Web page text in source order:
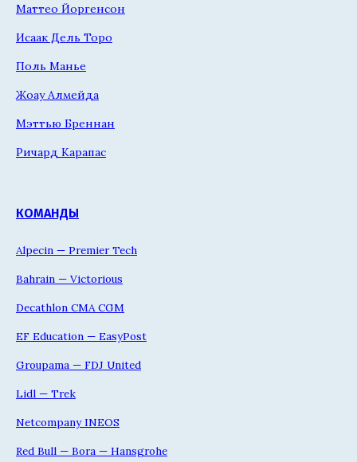
Маттео Йоргенсон
Исаак Дель Торо
Поль Манье
Жоау Алмейда
Мэттью Бреннан
Ричард Карапас
КОМАНДЫ
Alpecin — Premier Tech
Bahrain — Victorious
Decathlon CMA CGM
EF Education — EasyPost
Groupama — FDJ United
Lidl — Trek
Netcompany INEOS
Red Bull — Bora — Hansgrohe